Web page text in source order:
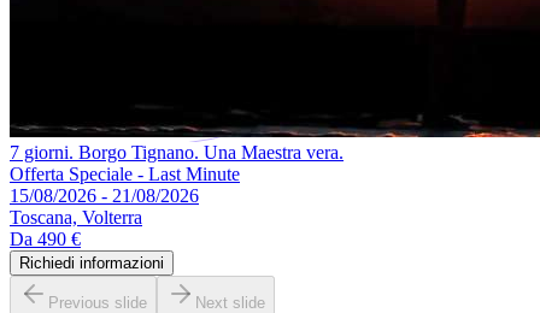
7 giorni. Borgo Tignano. Una Maestra vera.
Offerta Speciale - Last Minute
15/08/2026 - 21/08/2026
Toscana, Volterra
Da 490 €
Richiedi informazioni
Previous slide Next slide